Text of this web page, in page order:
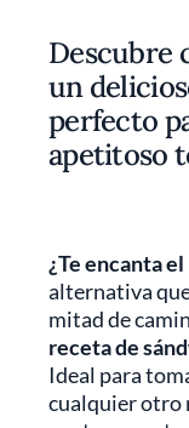
Descubre
un
perfecto
apetitoso
¿Te encanta
alternativa
mitad de
receta de
Ideal para
cualquier otro